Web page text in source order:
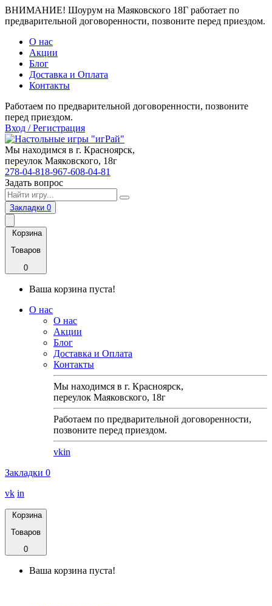
ВНИМАНИЕ! Шоурум на Маяковского 18Г работает по
предварительной договоренности, позвоните перед приездом.
О нас
Акции
Блог
Доставка и Оплата
Контакты
Работаем по предварительной договоренности, позвоните
перед приездом.
Вход / Регистрация
Мы находимся в г. Красноярск,
переулок Маяковского, 18г
278-04-818-967-608-04-81
Задать вопрос
Закладки 0
Корзина
Товаров
0
Ваша корзина пуста!
О нас
О нас
Акции
Блог
Доставка и Оплата
Контакты
Мы находимся в г. Красноярск,
переулок Маяковского, 18г
Работаем по предварительной договоренности,
позвоните перед приездом.
vkin
Закладки 0
vk in
Корзина
Товаров
0
Ваша корзина пуста!